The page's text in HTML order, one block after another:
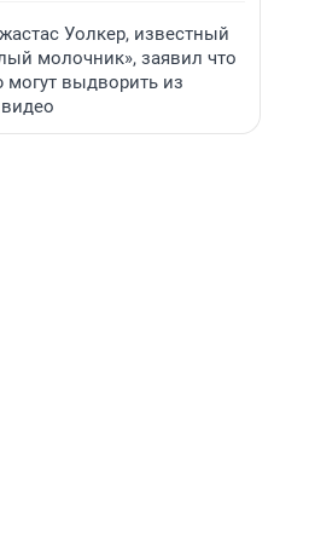
Уолкер, известный
молочник», заявил что
могут выдворить из